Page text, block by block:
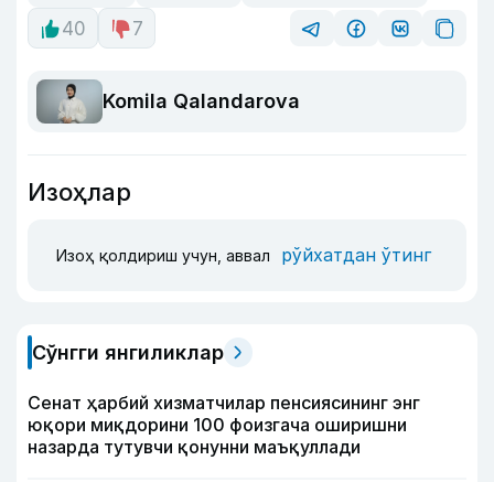
40
7
Komila Qalandarova
Изоҳлар
Изоҳ қолдириш учун, аввал рўйхатдан ўтинг
Сўнгги янгиликлар
Сенат ҳарбий хизматчилар пенсиясининг энг
юқори миқдорини 100 фоизгача оширишни
назарда тутувчи қонунни маъқуллади